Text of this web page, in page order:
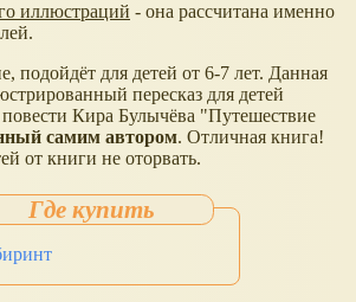
иллюстраций - она рассчитана именно
подойдёт для детей от 6-7 лет. Данная
пересказ для детей
повести Кира Булычёва "Путешествие
самим автором. Отличная книга!
от книги не оторвать.